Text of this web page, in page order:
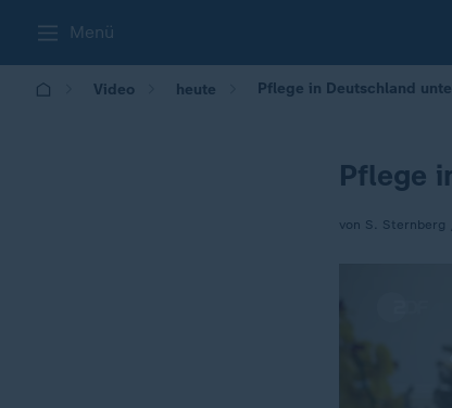
Menü
Video heute Pflege in Deutschland
Pflege
von S. Sternberg